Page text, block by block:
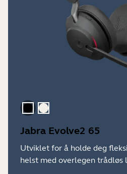
SvartGull beige
Jabra Evolve2 65
Utviklet for å holde deg
helst med overlegen trådløs